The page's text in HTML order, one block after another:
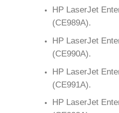
HP LaserJet
(CE989A).
HP LaserJet
(CE990A).
HP LaserJet
(CE991A).
HP LaserJet